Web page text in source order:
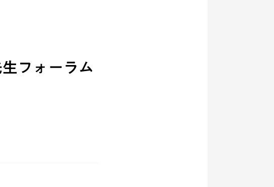
フォーラム